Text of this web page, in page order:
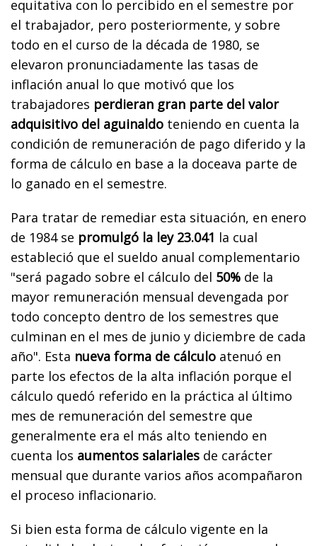
equitativa con lo percibido en el semestre por
el trabajador, pero posteriormente, y sobre
todo en el curso de la década de 1980, se
elevaron pronunciadamente las tasas de
inflación anual lo que motivó que los
trabajadores perdieran gran parte del valor
adquisitivo del aguinaldo teniendo en cuenta la
condición de remuneración de pago diferido y la
forma de cálculo en base a la doceava parte de
lo ganado en el semestre.
Para tratar de remediar esta situación, en enero
de 1984 se promulgó la ley 23.041 la cual
estableció que el sueldo anual complementario
"será pagado sobre el cálculo del 50% de la
mayor remuneración mensual devengada por
todo concepto dentro de los semestres que
culminan en el mes de junio y diciembre de cada
año". Esta nueva forma de cálculo atenuó en
parte los efectos de la alta inflación porque el
cálculo quedó referido en la práctica al último
mes de remuneración del semestre que
generalmente era el más alto teniendo en
cuenta los aumentos salariales de carácter
mensual que durante varios años acompañaron
el proceso inflacionario.
Si bien esta forma de cálculo vigente en la